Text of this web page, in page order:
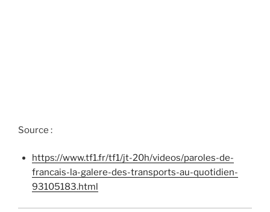
Source :
https://www.tf1.fr/tf1/jt-20h/videos/paroles-de-
francais-la-galere-des-transports-au-quotidien-
93105183.html